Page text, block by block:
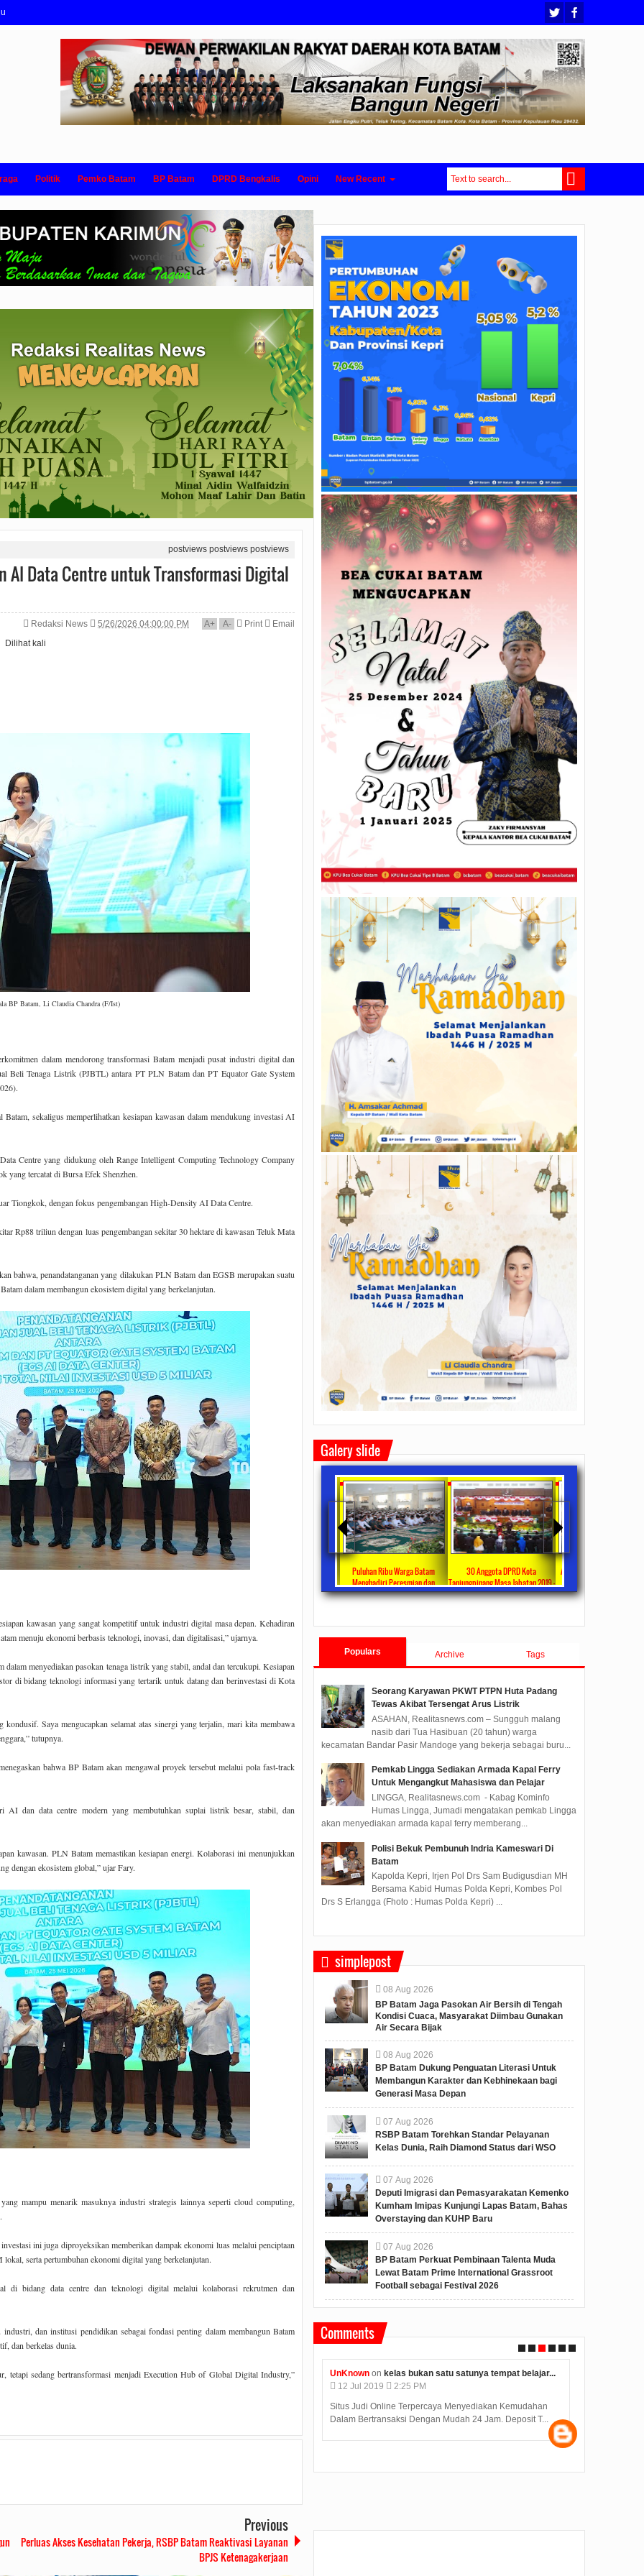
Politik Pemko Batam BP Batam DPRD Bengkalis Opini New Recent
postviewspostviewspostviews
AI Data Centre untuk Transformasi Digital
Redaksi News 5/26/2026 04:00:00 PM A+ A- Print
Email
Dilihat kali
BP Batam, Li Claudia Chandra (F/Ist)
dalam mendorong transformasi Batam menjadi pusat industri digital dan
Beli Tenaga Listrik (PJBTL) antara PT PLN Batam dan PT Equator Gate System
sekaligus memperlihatkan kesiapan kawasan dalam mendukung investasi AI
Centre yang didukung oleh Range Intelligent Computing Technology Company
yang tercatat di Bursa Efek Shenzhen.
Tiongkok, dengan fokus pengembangan High-Density AI Data Centre.
Rp88 triliun dengan luas pengembangan sekitar 30 hektare di kawasan Teluk Mata
bahwa, penandatanganan yang dilakukan PLN Batam dan EGSB merupakan suatu
dalam membangun ekosistem digital yang berkelanjutan.
kawasan yang sangat kompetitif untuk industri digital masa depan. Kehadiran
menuju ekonomi berbasis teknologi, inovasi, dan digitalisasi,” ujarnya.
menyediakan pasokan tenaga listrik yang stabil, andal dan tercukupi. Kesiapan
di bidang teknologi informasi yang tertarik untuk datang dan berinvestasi di Kota
Saya mengucapkan selamat atas sinergi yang terjalin, mari kita membawa
tutupnya.
bahwa BP Batam akan mengawal proyek tersebut melalui pola fast-track
AI dan data centre modern yang membutuhkan suplai listrik besar, stabil, dan
kawasan. PLN Batam memastikan kesiapan energi. Kolaborasi ini menunjukkan
dengan ekosistem global,” ujar Fary.
mampu menarik masuknya industri strategis lainnya seperti cloud computing,
ini juga diproyeksikan memberikan dampak ekonomi luas melalui penciptaan
serta pertumbuhan ekonomi digital yang berkelanjutan.
di bidang data centre dan teknologi digital melalui kolaborasi rekrutmen dan
dan institusi pendidikan sebagai fondasi penting dalam membangun Batam
dan berkelas dunia.
tetapi sedang bertransformasi menjadi Execution Hub of Global Digital Industry,”
Previous
Perluas Akses Kesehatan Pekerja, RSBP Batam Reaktivasi Layanan
BPJS Ketenagakerjaan
Galery slide
Wakil Walikota Batam Ajak
Hari Jadi Batam Ke-190
Walikota Tanam Pohon Kelapa
0 Comments
Puluhan Ribu Warga Batam
Menghadiri Peresmian dan
Penggunaan Masjid Sultan
30 Anggota DPRD Kota
Tanjungpinang Masa Jabatan 2019 –
2024 Dilantik
APBD 2018 Disetujui Jadi
Tanjungpinang Raih Predikat
Populars Archive Tags
Seorang Karyawan PKWT PTPN Huta Padang
Tewas Akibat Tersengat Arus Listrik
ASAHAN, Realitasnews.com – Sungguh malang
nasib dari Tua Hasibuan (20 tahun) warga
kecamatan Bandar Pasir Mandoge yang bekerja sebagai buru...
Pemkab Lingga Sediakan Armada Kapal Ferry
Untuk Mengangkut Mahasiswa dan Pelajar
LINGGA, Realitasnews.com - Kabag Kominfo
Humas Lingga, Jumadi mengatakan pemkab Lingga
akan menyediakan armada kapal ferry memberang...
Polisi Bekuk Pembunuh Indria Kameswari Di
Batam
Kapolda Kepri, Irjen Pol Drs Sam Budigusdian MH
Bersama Kabid Humas Polda Kepri, Kombes Pol
Drs S Erlangga (Fhoto : Humas Polda Kepri) ...
simplepost
08 Aug 2026
BP Batam Jaga Pasokan Air Bersih di Tengah
Kondisi Cuaca, Masyarakat Diimbau Gunakan
Air Secara Bijak
08 Aug 2026
BP Batam Dukung Penguatan Literasi Untuk
Membangun Karakter dan Kebhinekaan bagi
Generasi Masa Depan
07 Aug 2026
RSBP Batam Torehkan Standar Pelayanan
Kelas Dunia, Raih Diamond Status dari WSO
07 Aug 2026
Deputi Imigrasi dan Pemasyarakatan Kemenko
Kumham Imipas Kunjungi Lapas Batam, Bahas
Overstaying dan KUHP Baru
07 Aug 2026
BP Batam Perkuat Pembinaan Talenta Muda
Lewat Batam Prime International Grassroot
Football sebagai Festival 2026
Comments
adakan...
UnKnown onkelas bukan satu satunya tempat belajar...
Unknownon konjen india di medan kunjungi bp batam...
12 Jul 2019
2:12 PM
Judi Deposit Ovo semakin booming di dunia judi online
dengan minimal deposit 10.000 Yuukkkk gabung j...